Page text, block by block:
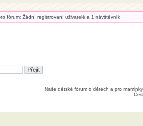
fórum: Žádní registrovaní uživatelé a 1 návštěvník
Naše dětské fórum o dětech a pro